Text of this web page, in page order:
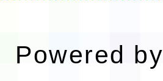
Powered by